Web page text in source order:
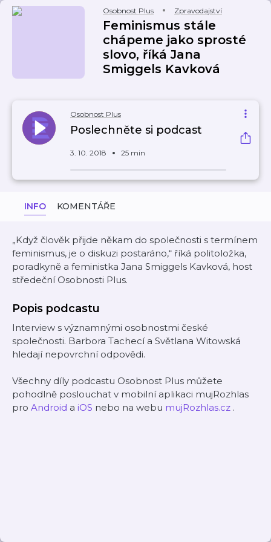
Osobnost Plus Zpravodajství
Feminismus stále
chápeme jako sprosté
slovo, říká Jana
Smiggels Kavková
Osobnost Plus
Poslechněte si podcast
3. 10. 2018 25 min
INFO KOMENTÁŘE
„Když člověk přijde někam do společnosti s termínem
feminismus, je o diskuzi postaráno,“ říká politoložka,
poradkyně a feministka Jana Smiggels Kavková, host
středeční Osobnosti Plus.
Popis podcastu
Interview s významnými osobnostmi české
společnosti. Barbora Tachecí a Světlana Witowská
hledají nepovrchní odpovědi.
Všechny díly podcastu Osobnost Plus můžete
pohodlně poslouchat v mobilní aplikaci mujRozhlas
pro Android a iOS nebo na webu mujRozhlas.cz .